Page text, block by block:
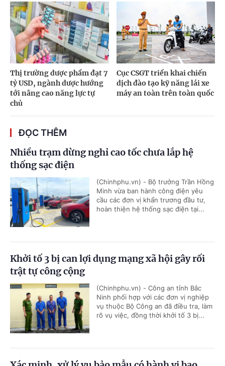
Thị trường dược phẩm đạt 7
tỷ USD, ngành dược hướng
tới nâng cao năng lực tự
chủ
Cục CSGT triển khai chiến
dịch đào tạo kỹ năng lái xe
máy an toàn trên toàn quốc
ĐỌC THÊM
Nhiều trạm dừng nghỉ cao tốc chưa lắp hệ
thống sạc điện
(Chinhphu.vn) - Bộ trưởng Trần Hồng
Minh vừa ban hành công điện yêu
cầu các đơn vị khẩn trương đầu tư,
hoàn thiện hệ thống sạc điện tại...
Khởi tố 3 bị can lợi dụng mạng xã hội gây rối
trật tự công cộng
(Chinhphu.vn) - Công an tỉnh Bắc
Ninh phối hợp với các đơn vị nghiệp
vụ thuộc Bộ Công an đã điều tra, làm
rõ vụ việc, đồng thời khởi tố 3 bị...